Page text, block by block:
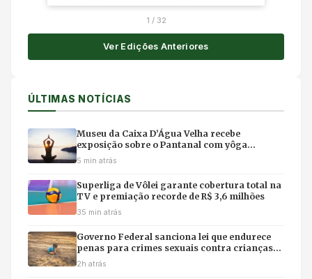
1 / 32
Ver Edições Anteriores
ÚLTIMAS NOTÍCIAS
Museu da Caixa D’Água Velha recebe
exposição sobre o Pantanal com yôga
imersivo e feirinha em Cuiabá
5 min atrás
Superliga de Vôlei garante cobertura total na
TV e premiação recorde de R$ 3,6 milhões
35 min atrás
Governo Federal sanciona lei que endurece
penas para crimes sexuais contra crianças
na internet e uso de IA
2h atrás